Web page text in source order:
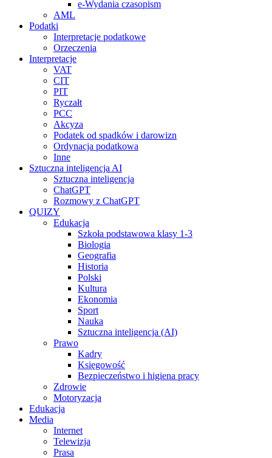
e-Wydania czasopism
AML
Podatki
Interpretacje podatkowe
Orzeczenia
Interpretacje
VAT
CIT
PIT
Ryczałt
PCC
Akcyza
Podatek od spadków i darowizn
Ordynacja podatkowa
Inne
Sztuczna inteligencja AI
Sztuczna inteligencja
ChatGPT
Rozmowy z ChatGPT
QUIZY
Edukacja
Szkoła podstawowa klasy 1-3
Biologia
Geografia
Historia
Polski
Kultura
Ekonomia
Sport
Nauka
Sztuczna inteligencja (AI)
Prawo
Kadry
Księgowość
Bezpieczeństwo i higiena pracy
Zdrowie
Motoryzacja
Edukacja
Media
Internet
Telewizja
Prasa